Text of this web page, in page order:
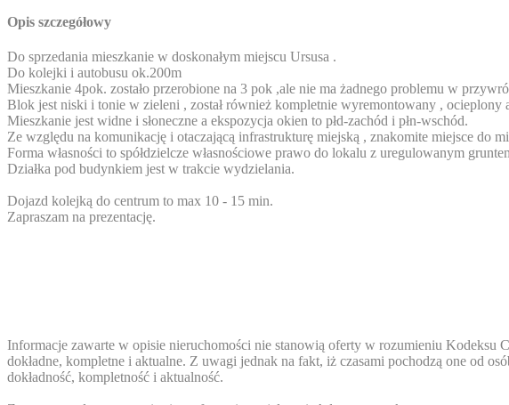
Opis szczegółowy
Do sprzedania mieszkanie w doskonałym miejscu Ursusa .
Do kolejki i autobusu ok.200m
Mieszkanie 4pok. zostało przerobione na 3 pok ,ale nie ma żadnego problemu w
Blok jest niski i tonie w zieleni , został również kompletnie wyremontowany , ocieplony
Mieszkanie jest widne i słoneczne a ekspozycja okien to płd-zachód i płn-wschód.
Ze względu na komunikację i otaczającą infrastrukturę miejską , znakomite miejsce do
Forma własności to spółdzielcze własnościowe prawo do lokalu z uregulowanym
Działka pod budynkiem jest w trakcie wydzielania.
Dojazd kolejką do centrum to max 10 - 15 min.
Zapraszam na prezentację.
Informacje zawarte w opisie nieruchomości nie stanowią oferty w rozumieniu
dokładne, kompletne i aktualne. Z uwagi jednak na fakt, iż czasami pochodzą one od
dokładność, kompletność i aktualność.